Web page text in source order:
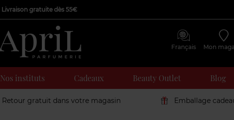
Livraison gratuite dès 55€
Français Mon
Nos instituts Cadeaux Beauty Outlet Blog
Retour gratuit dans votre magasin Emballage